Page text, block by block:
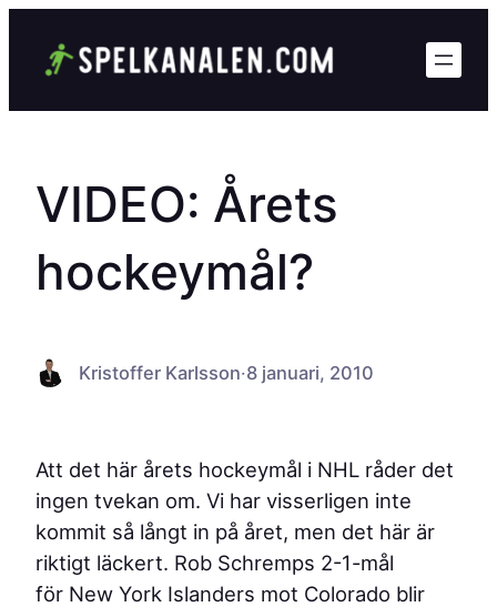
VIDEO: Årets
hockeymål?
Kristoffer Karlsson·8 januari, 2010
Att det här årets hockeymål i NHL råder det
ingen tvekan om. Vi har visserligen inte
kommit så långt in på året, men det här är
riktigt läckert. Rob Schremps 2-1-mål
för New York Islanders mot Colorado blir